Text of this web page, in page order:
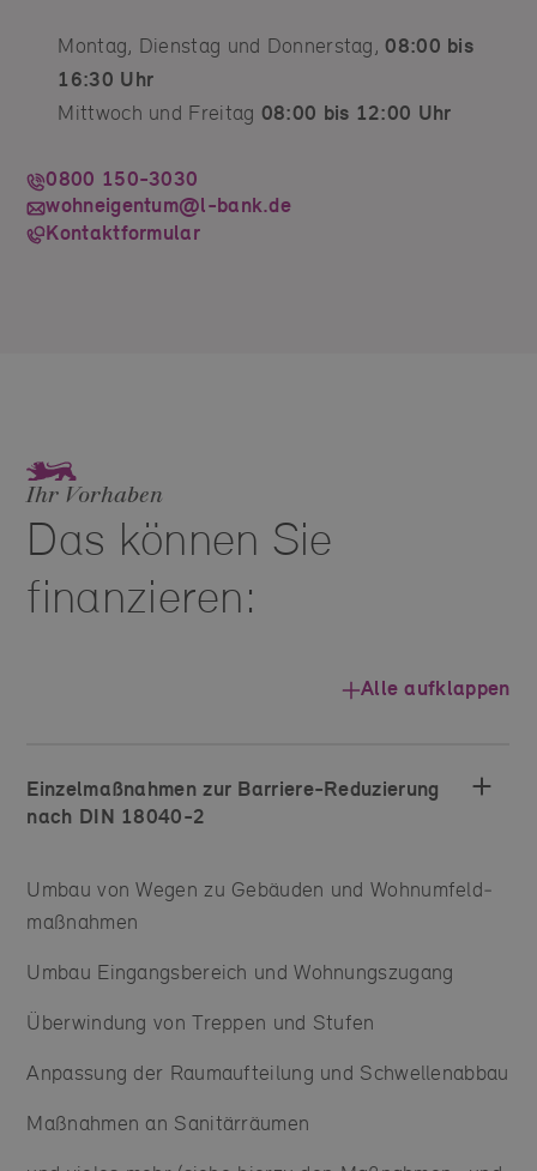
Montag, Dienstag und Donnerstag,08:00 bis
16:30 Uhr
Mittwoch und Freitag 08:00 bis 12:00 Uhr
0800 150-3030
wohneigentum@l-bank.de
Kontaktformular
Ihr Vorhaben
Das können Sie
finanzieren:
Alle aufklappen
Einzelmaßnahmen zur Barriere-Reduzierung
nach DIN 18040-2
Umbau von Wegen zu Gebäuden und Wohn­umfeld­
maßnahmen
Umbau Eingangsbereich und Wohnungs­zugang
Überwindung von Treppen und Stufen
Anpassung der Raum­aufteilung und Schwellenabbau
Maßnahmen an Sanitär­räumen